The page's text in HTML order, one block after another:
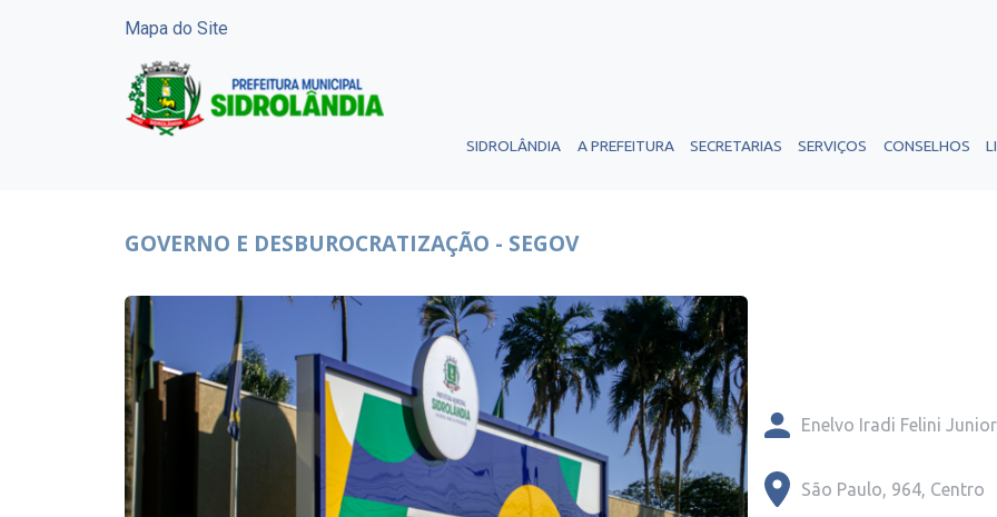
Mapa do Site
SIDROLÂNDIA A PREFEITURA SECRETARIAS SERVIÇOS CONSELHOS
GOVERNO E DESBUROCRATIZAÇÃO - SEGOV
Enelvo Iradi Felini Junior
São Paulo, 964, Centro